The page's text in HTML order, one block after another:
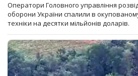
Оператори Головного управління
оборони України спалили в
техніки на десятки мільйонів доларів.